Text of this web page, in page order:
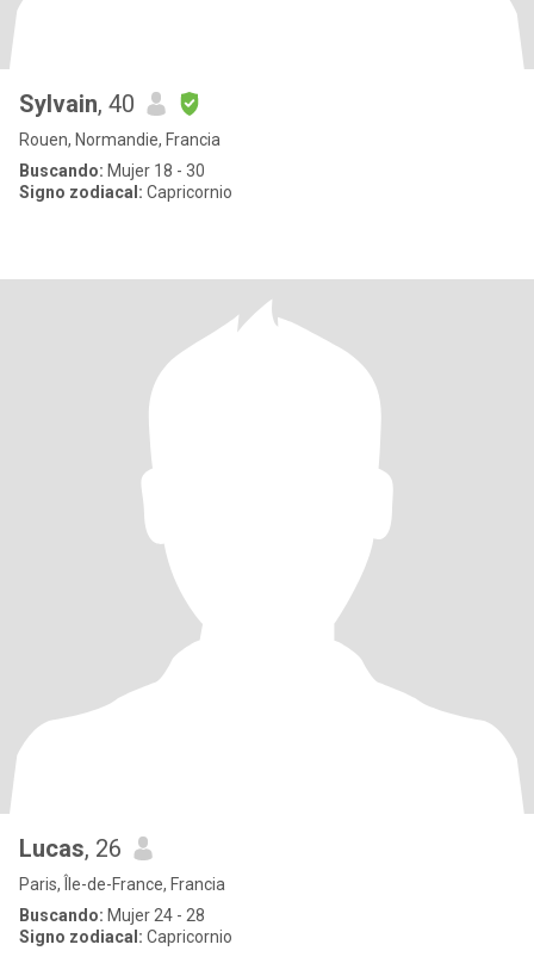
Sylvain, 40
Rouen, Normandie, Francia
Buscando: Mujer 18 - 30
Signo zodiacal: Capricornio
Lucas, 26
Paris, Île-de-France, Francia
Buscando: Mujer 24 - 28
Signo zodiacal: Capricornio